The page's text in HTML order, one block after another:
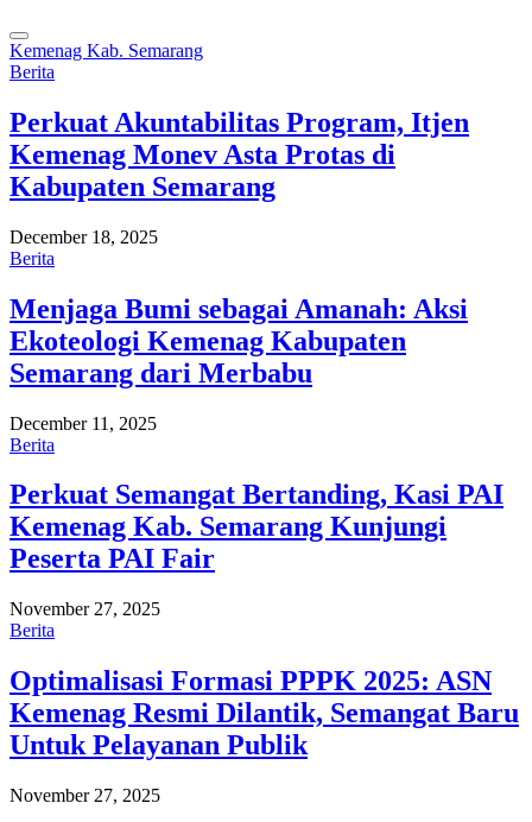
Kemenag Kab. Semarang
Berita
Perkuat Akuntabilitas Program, Itjen
Kemenag Monev Asta Protas di
Kabupaten Semarang
December 18, 2025
Berita
Menjaga Bumi sebagai Amanah: Aksi
Ekoteologi Kemenag Kabupaten
Semarang dari Merbabu
December 11, 2025
Berita
Perkuat Semangat Bertanding, Kasi PAI
Kemenag Kab. Semarang Kunjungi
Peserta PAI Fair
November 27, 2025
Berita
Optimalisasi Formasi PPPK 2025: ASN
Kemenag Resmi Dilantik, Semangat Baru
Untuk Pelayanan Publik
November 27, 2025